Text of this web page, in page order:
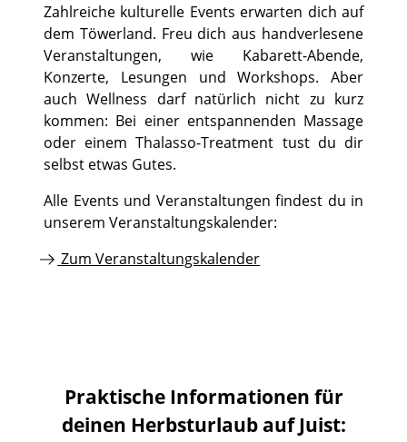
Zahlreiche kulturelle Events erwarten dich auf
dem Töwerland. Freu dich aus handverlesene
Veranstaltungen, wie Kabarett-Abende,
Konzerte, Lesungen und Workshops. Aber
auch Wellness darf natürlich nicht zu kurz
kommen: Bei einer entspannenden Massage
oder einem Thalasso-Treatment tust du dir
selbst etwas Gutes.
Alle Events und Veranstaltungen findest du in
unserem Veranstaltungskalender:
Zum Veranstaltungskalender
Praktische Informationen für
deinen Herbsturlaub auf Juist: